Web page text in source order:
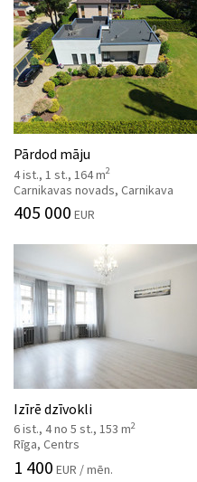
Pārdod māju
4 ist., 1 st., 164 m2
Carnikavas novads, Carnikava
405 000 EUR
Izīrē dzīvokli
6 ist., 4 no 5 st., 153 m2
Rīga, Centrs
1 400 EUR / mēn.